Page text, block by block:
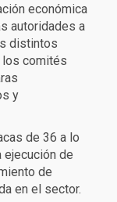
económica
autoridades a
distintos
los comités
y
de 36 a lo
ejecución de
de
en el sector.